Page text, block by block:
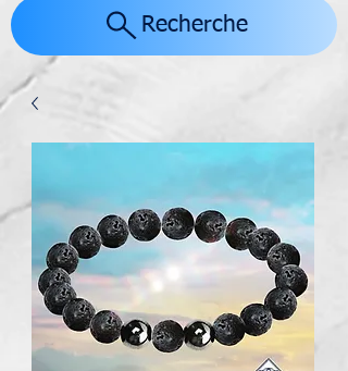
Recherche